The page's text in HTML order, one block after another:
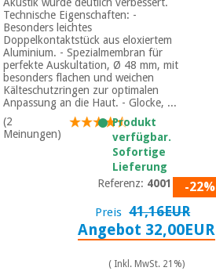
Akustik wurde deutlich verbessert.
Technische Eigenschaften: -
Besonders leichtes
Doppelkontaktstück aus eloxiertem
Aluminium. - Spezialmembran für
perfekte Auskultation, Ø 48 mm, mit
besonders flachen und weichen
Kälteschutzringen zur optimalen
Anpassung an die Haut. - Glocke, ...
(2
Meinungen)
Produkt
verfügbar.
Sofortige
Lieferung
Referenz: 4001-02-22%
Preis 41,16EUR
Angebot 32,00EUR
( Inkl. MwSt. 21%)